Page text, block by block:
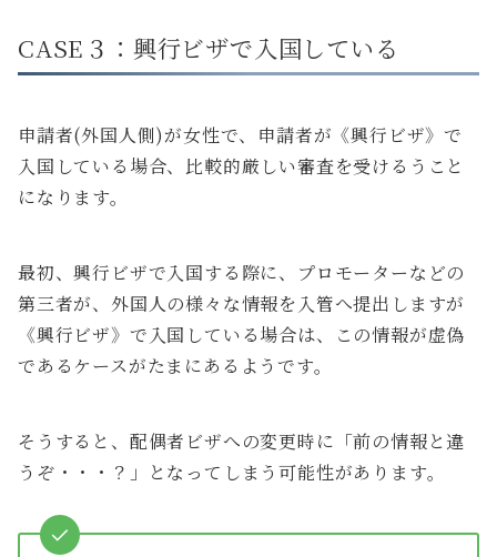
CASE３：興行ビザで入国している
申請者(外国人側)が女性で、申請者が《興行ビザ》で
入国している場合、比較的厳しい審査を受けるうこと
になります。
最初、興行ビザで入国する際に、プロモーターなどの
第三者が、外国人の様々な情報を入管へ提出しますが
《興行ビザ》で入国している場合は、この情報が虚偽
であるケースがたまにあるようです。
そうすると、配偶者ビザへの変更時に「前の情報と違
うぞ・・・？」となってしまう可能性があります。